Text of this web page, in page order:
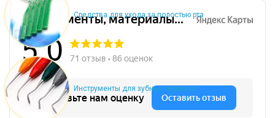
Средства для ухода за полостью рта
Инструменты для зубных техников